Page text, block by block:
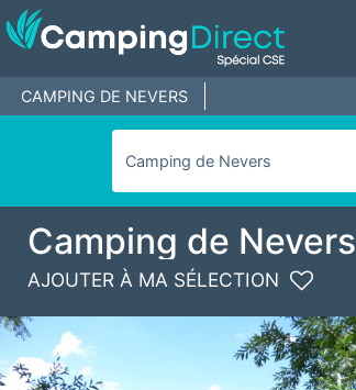
CAMPING DE NEVERS
Camping de Nevers
AJOUTER À MA SÉLECTION